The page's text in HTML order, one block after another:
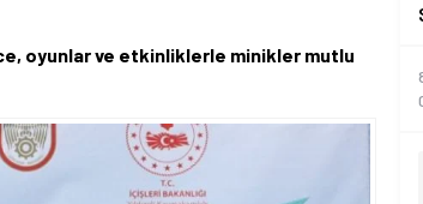
oyunlar ve etkinliklerle minikler mutlu